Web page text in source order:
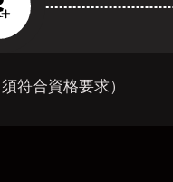
符合資格要求）